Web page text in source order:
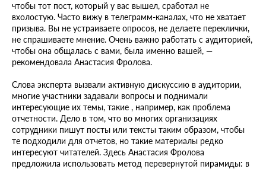
чтобы тот пост, который у вас вышел, сработал не
вхолостую. Часто вижу в телеграмм-каналах, что не хватает
призыва. Вы не устраиваете опросов, не делаете переклички,
не спрашиваете мнение. Очень важно работать с аудиторией,
чтобы она общалась с вами, была именно вашей, —
рекомендовала Анастасия Фролова.
Слова эксперта вызвали активную дискуссию в аудитории,
многие участники задавали вопросы и поднимали
интересующие их темы, такие , например, как проблема
отчетности. Дело в том, что во многих организациях
сотрудники пишут посты или тексты таким образом, чтобы
те подходили для отчетов, но такие материалы редко
интересуют читателей. Здесь Анастасия Фролова
предложила использовать метод перевернутой пирамиды: в